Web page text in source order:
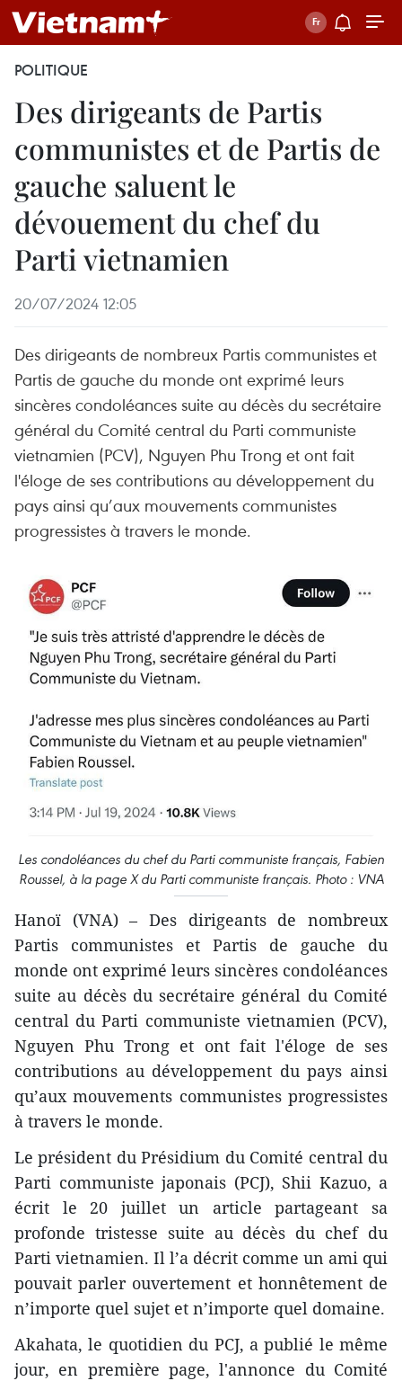
POLITIQUE
Des dirigeants de Partis
communistes et de Partis de
gauche saluent le
dévouement du chef du
Parti vietnamien
20/07/2024 12:05
Des dirigeants de nombreux Partis communistes et
Partis de gauche du monde ont exprimé leurs
sincères condoléances suite au décès du secrétaire
général du Comité central du Parti communiste
vietnamien (PCV), Nguyen Phu Trong et ont fait
l'éloge de ses contributions au développement du
pays ainsi qu’aux mouvements communistes
progressistes à travers le monde.
Les condoléances du chef du Parti communiste français, Fabien
Roussel, à la page X du Parti communiste français. Photo : VNA
Hanoï (VNA) – Des dirigeants de nombreux
Partis communistes et Partis de gauche du
monde ont exprimé leurs sincères condoléances
suite au décès du secrétaire général du Comité
central du Parti communiste vietnamien (PCV),
Nguyen Phu Trong et ont fait l'éloge de ses
contributions au développement du pays ainsi
qu’aux mouvements communistes progressistes
à travers le monde.
Le président du Présidium du Comité central du
Parti communiste japonais (PCJ), Shii Kazuo, a
écrit le 20 juillet un article partageant sa
profonde tristesse suite au décès du chef du
Parti vietnamien. Il l’a décrit comme un ami qui
pouvait parler ouvertement et honnêtement de
n’importe quel sujet et n’importe quel domaine.
Akahata, le quotidien du PCJ, a publié le même
jour, en première page, l'annonce du Comité